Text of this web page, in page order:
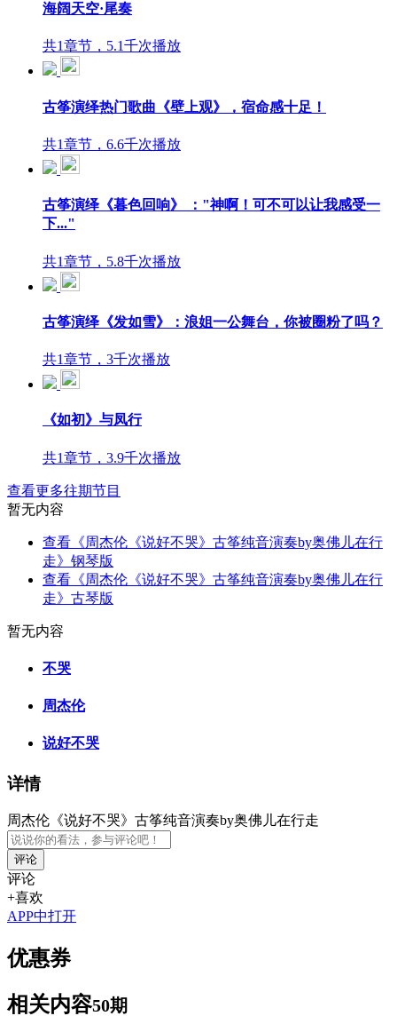
海阔天空·尾奏
共1章节，5.1千次播放
古筝演绎热门歌曲《壁上观》，宿命感十足！
共1章节，6.6千次播放
古筝演绎《暮色回响》 ："神啊！可不可以让我感受一
下..."
共1章节，5.8千次播放
古筝演绎《发如雪》：浪姐一公舞台，你被圈粉了吗？
共1章节，3千次播放
《如初》与凤行
共1章节，3.9千次播放
查看更多往期节目
暂无内容
查看《周杰伦《说好不哭》古筝纯音演奏by奥佛儿在行
走》钢琴版
查看《周杰伦《说好不哭》古筝纯音演奏by奥佛儿在行
走》古琴版
暂无内容
不哭
周杰伦
说好不哭
详情
周杰伦《说好不哭》古筝纯音演奏by奥佛儿在行走
评论
评论
+喜欢
APP中打开
优惠券
相关内容50期